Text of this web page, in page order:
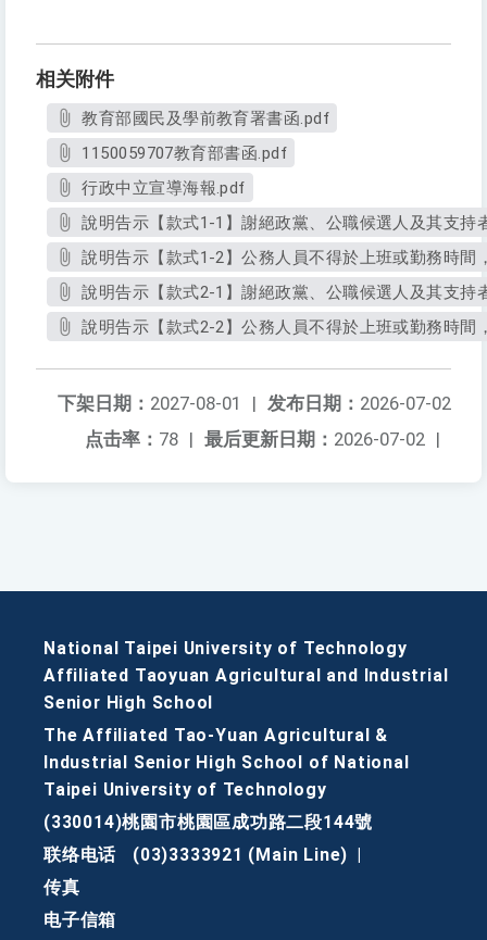
相关附件
教育部國民及學前教育署書函.pdf
1150059707教育部書函.pdf
行政中立宣導海報.pdf
說明告示【款式1-1】謝絕政黨、公職候選人及其支持
說明告示【款式1-2】公務人員不得於上班或勤務時間
說明告示【款式2-1】謝絕政黨、公職候選人及其支持
說明告示【款式2-2】公務人員不得於上班或勤務時間
发布日期： 2026-07-02
下架日期： 2027-08-01
|
最后更新日期： 2026-07-02 |
点击率： 78 |
National Taipei University of Technology
Affiliated Taoyuan Agricultural and Industrial
Senior High School
The Affiliated Tao-Yuan Agricultural &
Industrial Senior High School of National
Taipei University of Technology
(330014)桃園市桃園區成功路二段144號
联络电话
(03)3333921 (Main Line)
传真
电子信箱